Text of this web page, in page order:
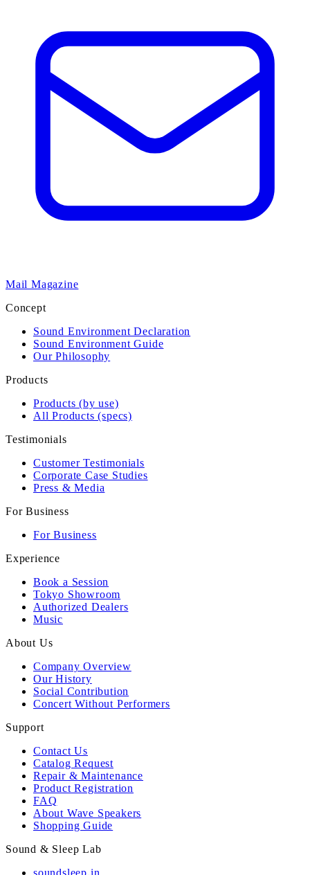
Mail Magazine
Concept
Sound Environment Declaration
Sound Environment Guide
Our Philosophy
Products
Products (by use)
All Products (specs)
Testimonials
Customer Testimonials
Corporate Case Studies
Press & Media
For Business
For Business
Experience
Book a Session
Tokyo Showroom
Authorized Dealers
Music
About Us
Company Overview
Our History
Social Contribution
Concert Without Performers
Support
Contact Us
Catalog Request
Repair & Maintenance
Product Registration
FAQ
About Wave Speakers
Shopping Guide
Sound & Sleep Lab
soundsleep.in